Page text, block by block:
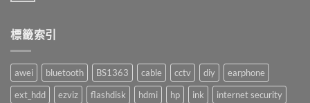
中
標籤索引
awei bluetooth BS1363 cable cctv diy
earphone
ext_hdd
ezviz flashdisk hdmi hp ink
internet security